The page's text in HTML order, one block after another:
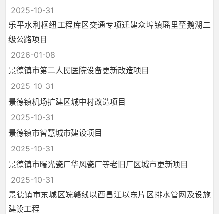
2025-10-31
乐平水利枢纽工程库区交通专项迁建众埠镇瑶里至鹅湖二
级公路项目
2026-01-08
景德镇市第二人民医院设备更新改造项目
2025-10-31
景德镇机场扩建区城中村改造项目
2025-10-31
景德镇市智慧城市建设项目
2025-10-31
景德镇市曙光瓷厂华风瓷厂等老旧厂区城市更新项目
2025-10-31
景德镇市东城区皖赣线以西昌江以东片区排水管网及设施
建设工程